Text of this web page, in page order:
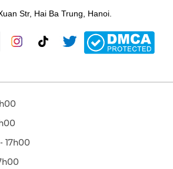
088 604 8228
& Complaints: 0969.128.128
Str, Hai Ba Trung, Hanoi.